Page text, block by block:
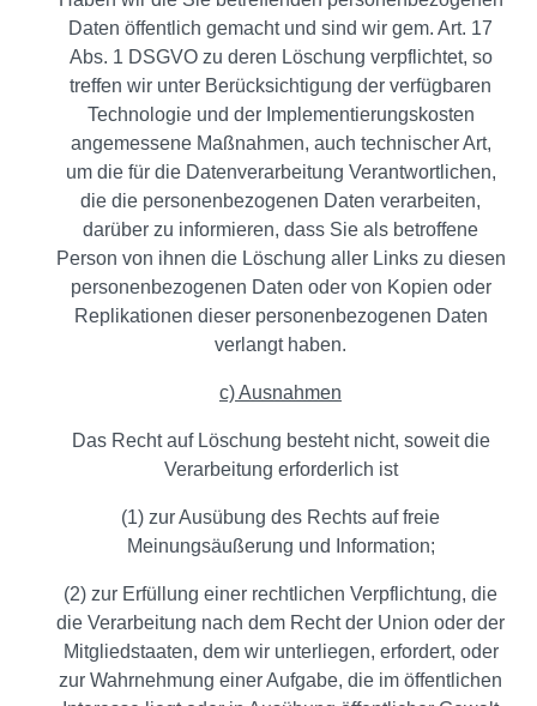
Daten öffentlich gemacht und sind wir gem. Art. 17
Abs. 1 DSGVO zu deren Löschung verpflichtet, so
treffen wir unter Berücksichtigung der verfügbaren
Technologie und der Implementierungskosten
angemessene Maßnahmen, auch technischer Art,
um die für die Datenverarbeitung Verantwortlichen,
die die personenbezogenen Daten verarbeiten,
darüber zu informieren, dass Sie als betroffene
Person von ihnen die Löschung aller Links zu diesen
personenbezogenen Daten oder von Kopien oder
Replikationen dieser personenbezogenen Daten
verlangt haben.
c) Ausnahmen
Das Recht auf Löschung besteht nicht, soweit die
Verarbeitung erforderlich ist
(1) zur Ausübung des Rechts auf freie
Meinungsäußerung und Information;
(2) zur Erfüllung einer rechtlichen Verpflichtung, die
die Verarbeitung nach dem Recht der Union oder der
Mitgliedstaaten, dem wir unterliegen, erfordert, oder
zur Wahrnehmung einer Aufgabe, die im öffentlichen